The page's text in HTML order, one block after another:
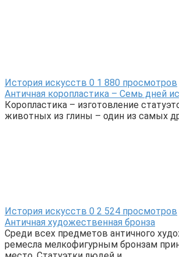
История искусств 0 1 880 просмотров
Античная коропластика – Семь дней
Коропластика – изготовление
животных из глины – один из самых
История искусств 0 2 524 просмотров
Античная художественная бронза
Среди всех предметов античного
ремесла мелкофигурным бронзам